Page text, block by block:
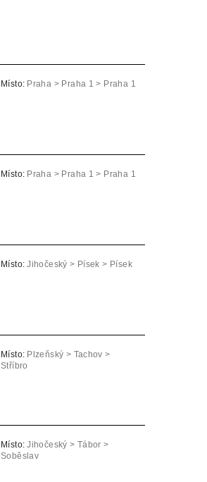
Místo: Praha > Praha 1 > Praha 1
Místo: Praha > Praha 1 > Praha 1
Místo: Jihočeský > Písek > Písek
Místo: Plzeňský > Tachov >
Stříbro
Místo: Jihočeský > Tábor >
Soběslav